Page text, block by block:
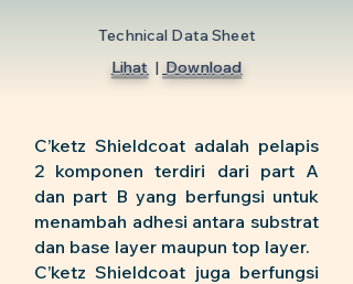
Technical Data Sheet
Lihat | Download
C’ketz Shieldcoat adalah pelapis
2 komponen terdiri dari part A
dan part B yang berfungsi untuk
menambah adhesi antara substrat
dan base layer maupun top layer.
C’ketz Shieldcoat juga berfungsi